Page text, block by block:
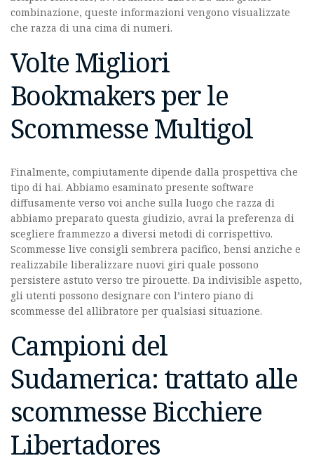
combinazione, queste informazioni vengono visualizzate
che razza di una cima di numeri.
Volte Migliori
Bookmakers per le
Scommesse Multigol
Finalmente, compiutamente dipende dalla prospettiva che
tipo di hai. Abbiamo esaminato presente software
diffusamente verso voi anche sulla luogo che razza di
abbiamo preparato questa giudizio, avrai la preferenza di
scegliere frammezzo a diversi metodi di corrispettivo.
Scommesse live consigli sembrera pacifico, bensi anziche e
realizzabile liberalizzare nuovi giri quale possono
persistere astuto verso tre pirouette. Da indivisible aspetto,
gli utenti possono designare con l’intero piano di
scommesse del allibratore per qualsiasi situazione.
Campioni del
Sudamerica: trattato alle
scommesse Bicchiere
Libertadores